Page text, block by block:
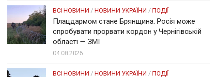
ВСІ НОВИНИ / НОВИНИ УКРАЇНИ / ПОДІЇ
Плацдармом стане Брянщина. Росія може
спробувати прорвати кордон у Чернігівській
області — ЗМІ
04.08.2026
ВСІ НОВИНИ / НОВИНИ УКРАЇНИ / ПОДІЇ